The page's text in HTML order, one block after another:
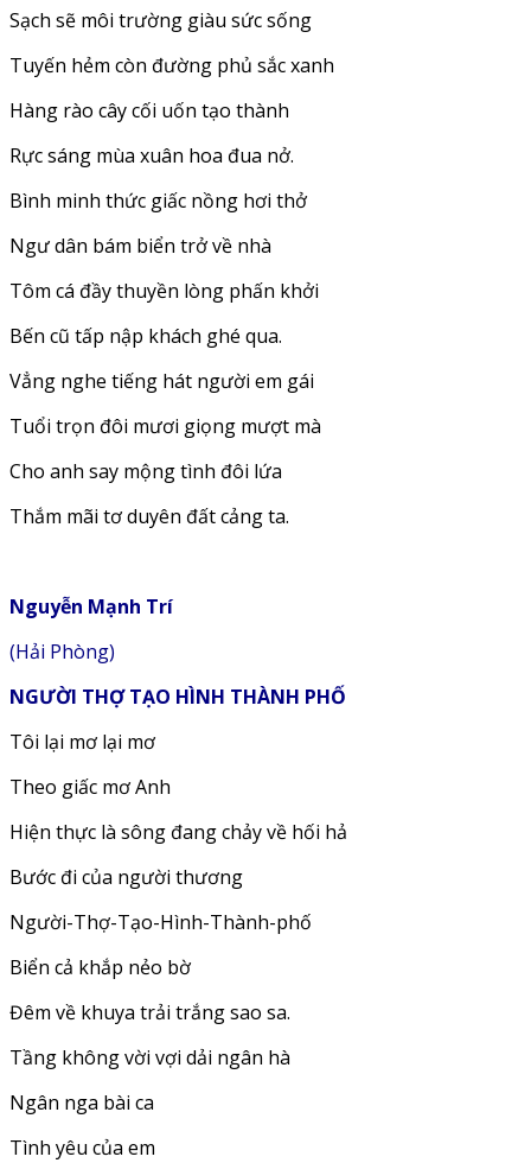
Sạch sẽ môi trường giàu sức sống
Tuyến hẻm còn đường phủ sắc xanh
Hàng rào cây cối uốn tạo thành
Rực sáng mùa xuân hoa đua nở.
Bình minh thức giấc nồng hơi thở
Ngư dân bám biển trở về nhà
Tôm cá đầy thuyền lòng phấn khởi
Bến cũ tấp nập khách ghé qua.
Vẳng nghe tiếng hát người em gái
Tuổi trọn đôi mươi giọng mượt mà
Cho anh say mộng tình đôi lứa
Thắm mãi tơ duyên đất cảng ta.
Nguyễn Mạnh Trí
(Hải Phòng)
NGƯỜI THỢ TẠO HÌNH THÀNH PHỐ
Tôi lại mơ lại mơ
Theo giấc mơ Anh
Hiện thực là sông đang chảy về hối hả
Bước đi của người thương
Người-Thợ-Tạo-Hình-Thành-phố
Biển cả khắp nẻo bờ
Đêm về khuya trải trắng sao sa.
Tầng không vời vợi dải ngân hà
Ngân nga bài ca
Tình yêu của em